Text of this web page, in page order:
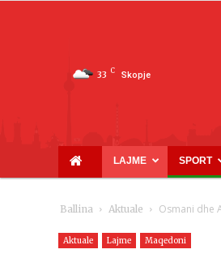
33 C Skopje
LAJME SPORT
Ballina Aktuale Osmani dhe
Aktuale Lajme Maqedoni